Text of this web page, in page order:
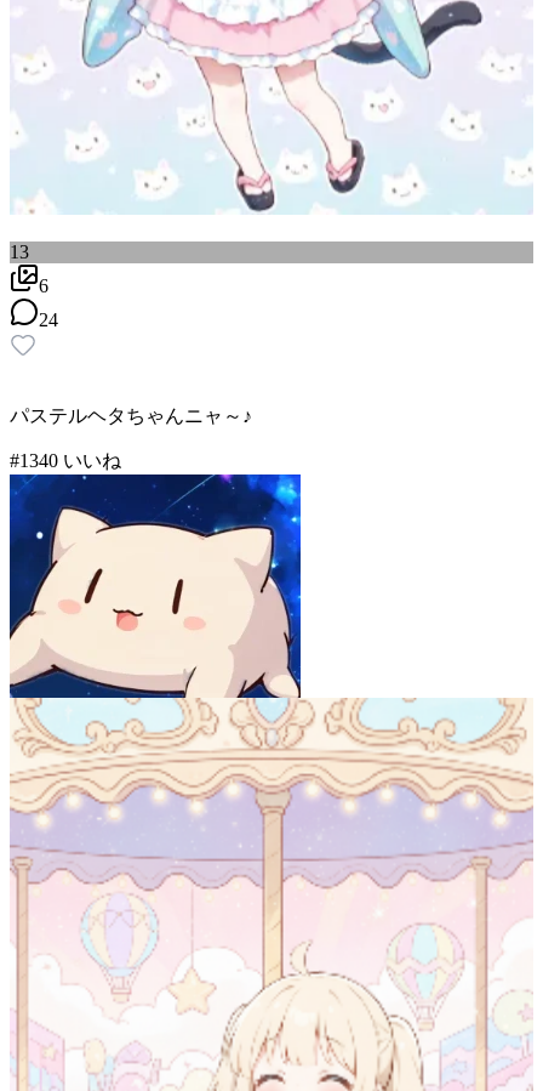
13
6
24
パステルヘタちゃんニャ～♪
#1340 いいね
うろんうろん -uron uron-
53(40)